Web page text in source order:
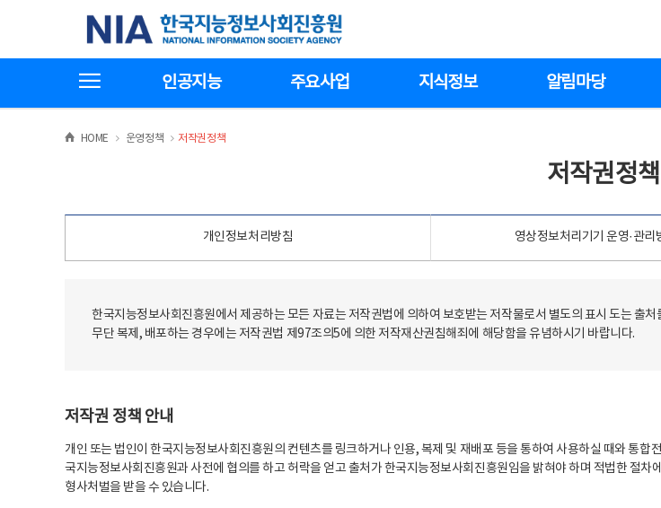
기
한국지능정보사회진흥원
인공지능 주요사업 지식정보 알림마당
HOME >운영정책 >
저작권정책
저작권정책
개인정보처리방침 영상정보처리기기 운영·관리
한국지능정보사회진흥원에서 제공하는 모든 자료는 저작권법에 의하여 보호받는 저작물로서 별도의 표시 도는 출
무단 복제, 배포하는 경우에는 저작권법 제97조의5에 의한 저작재산권침해죄에 해당함을 유념하시기 바랍니다.
저작권 정책 안내
개인 또는 법인이 한국지능정보사회진흥원의 컨텐츠를 링크하거나 인용, 복제 및 재배포 등을 통하여 사용하실 때와 통
국지능정보사회진흥원과 사전에 협의를 하고 허락을 얻고 출처가 한국지능정보사회진흥원임을 밝혀야 하며 적법한 절
형사처벌을 받을 수 있습니다.